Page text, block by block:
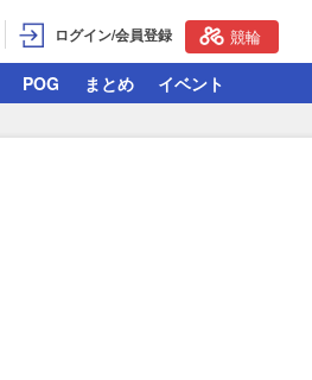
ログイン/会員登録 競輪
POG まとめ イベント